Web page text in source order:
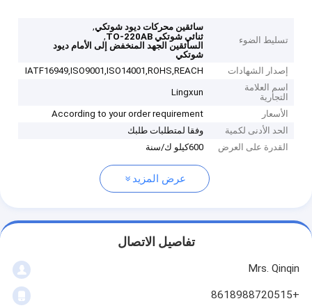
تسليط الضوء
سائقين محركات ديود شوتكي,
ثنائي شوتكي TO-220AB
,
السائقين الجهد المنخفض إلى الأمام ديود
شوتكي
إصدار الشهادات
IATF16949,ISO9001,ISO14001,ROHS,REACH
اسم العلامة
التجارية
Lingxun
الأسعار
According to your order requirement
الحد الأدنى لكمية
وفقا لمتطلبات طلبك
القدرة على العرض
600كيلو ك/سنة
عرض المزيد
تفاصيل الاتصال
Mrs. Qinqin
+8618988720515